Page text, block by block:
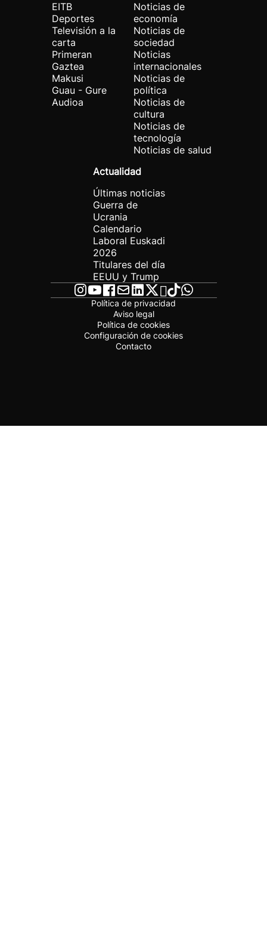
EITB
Deportes
Televisión a la
carta
Primeran
Gaztea
Makusi
Guau - Gure
Audioa
Noticias de
economía
Noticias de
sociedad
Noticias
internacionales
Noticias de
política
Noticias de
cultura
Noticias de
tecnología
Noticias de salud
Actualidad
Últimas noticias
Guerra de
Ucrania
Calendario
Laboral Euskadi
2026
Titulares del día
EEUU y Trump
Política de privacidad
Aviso legal
Política de cookies
Configuración de cookies
Contacto